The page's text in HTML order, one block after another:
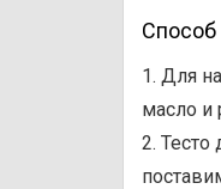
Способ
1. Для
масло и
2.